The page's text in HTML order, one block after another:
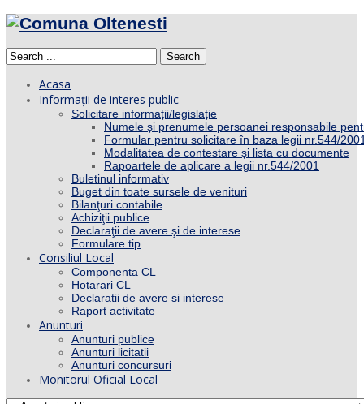
Search
Acasa
Informații de interes public
Solicitare informații/legislație
Numele și prenumele persoanei responsabile
Formular pentru solicitare în baza legii nr.544/
Modalitatea de contestare și lista cu documente
Rapoartele de aplicare a legii nr.544/2001
Buletinul informativ
Buget din toate sursele de venituri
Bilanţuri contabile
Achiziţii publice
Declaraţii de avere şi de interese
Formulare tip
Consiliul Local
Componenta CL
Hotarari CL
Declaratii de avere si interese
Raport activitate
Anunturi
Anunturi publice
Anunturi licitatii
Anunturi concursuri
Monitorul Oficial Local